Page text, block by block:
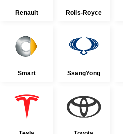
Renault Rolls-Royce
Smart SsangYong